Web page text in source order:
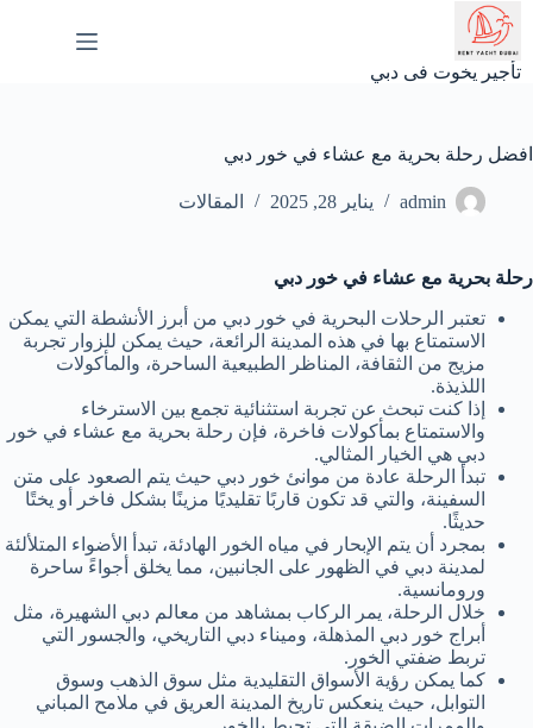
التجاوز
إلى
المحتوى
تأجير يخوت فى دبي
افضل رحلة بحرية مع عشاء في خور دبي
admin يناير 28, 2025 المقالات
رحلة بحرية مع عشاء في خور دبي
تعتبر الرحلات البحرية في خور دبي من أبرز الأنشطة التي يمكن
الاستمتاع بها في هذه المدينة الرائعة، حيث يمكن للزوار تجربة
مزيج من الثقافة، المناظر الطبيعية الساحرة، والمأكولات
اللذيذة.
إذا كنت تبحث عن تجربة استثنائية تجمع بين الاسترخاء
والاستمتاع بمأكولات فاخرة، فإن رحلة بحرية مع عشاء في خور
دبي هي الخيار المثالي.
تبدأ الرحلة عادة من موانئ خور دبي حيث يتم الصعود على متن
السفينة، والتي قد تكون قاربًا تقليديًا مزينًا بشكل فاخر أو يختًا
حديثًا.
بمجرد أن يتم الإبحار في مياه الخور الهادئة، تبدأ الأضواء المتلألئة
لمدينة دبي في الظهور على الجانبين، مما يخلق أجواءً ساحرة
ورومانسية.
خلال الرحلة، يمر الركاب بمشاهد من معالم دبي الشهيرة، مثل
أبراج خور دبي المذهلة، وميناء دبي التاريخي، والجسور التي
تربط ضفتي الخور.
كما يمكن رؤية الأسواق التقليدية مثل سوق الذهب وسوق
التوابل، حيث ينعكس تاريخ المدينة العريق في ملامح المباني